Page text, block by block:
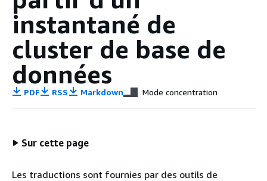
instantané de
cluster de base de
données
PDF RSS Markdown Mode concentration
Sur cette page
Les traductions sont fournies par des outils de